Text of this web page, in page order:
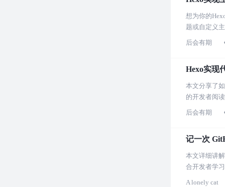
想为你的
题或自定义
后会有期
Hexo实现
本文分享了
的开发者阅
后会有期
记一次
本文详细讲
合开发者学
A lonely cat